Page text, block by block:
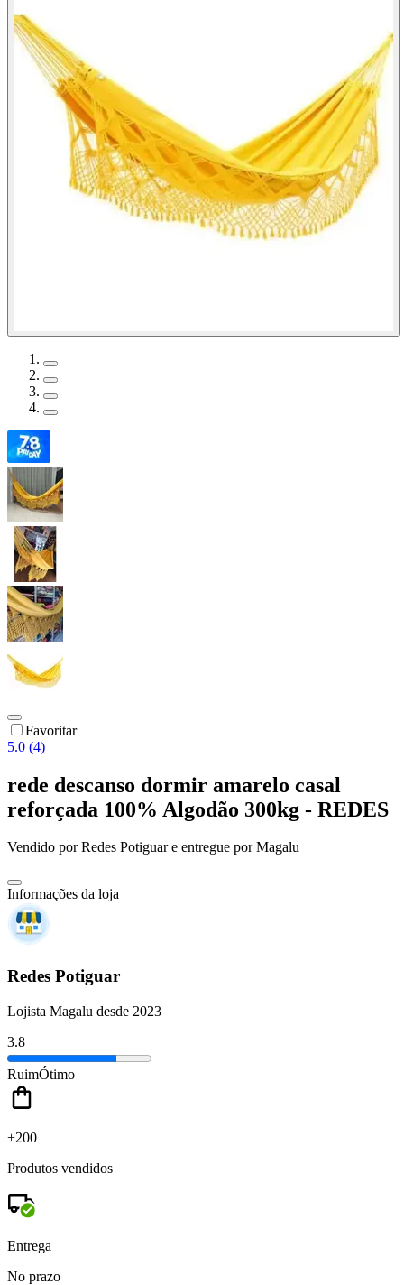
Favoritar
5.0 (4)
rede descanso dormir amarelo casal
reforçada 100% Algodão 300kg - REDES
Vendido porRedes Potiguare entregue por Magalu
Informações da loja
Redes Potiguar
Lojista Magalu desde 2023
3.8
RuimÓtimo
+200
Produtos vendidos
Entrega
No prazo